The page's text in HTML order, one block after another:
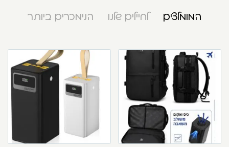
המומלצים לחיילים שלנו הנימכרים ביותר